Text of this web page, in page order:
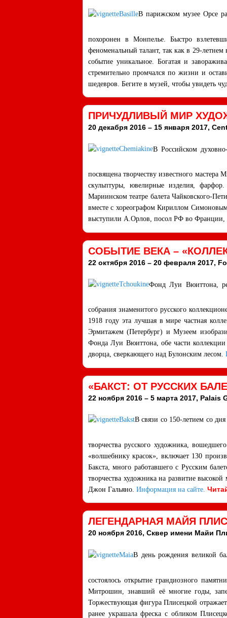
В парижском музее Орсе
похоронен в Монпелье. Быстро
феноменальный талант, так как в 29-летнем
событие уникальное. Богатая и
стремительно промчался по жизни и
шедевров. Бегите в музей, чтобы увидеть
ПРИЧУДЛИВЫЙ МИР
20 декабря 2016 – 15 января 2017,
В Российском
посвящена творчеству известного
скульптуры, ювелирные изделия,
Мариинском театре балета Чайковского-
вместе с хореографом Кириллом
выступили А.Орлов, посол РФ во
СОБЫТИЕ ВЕКА –
22 октября 2016 – 20 февраля 2017,
Фонд Луи Вюиттона,
собрания знаменитого русского
1918 году эта лучшая в мире частная
Эрмитажем (Петербург) и Музеем
Фонда Луи Вюиттона, обе части коллекции
дворца, сверкающего над Булонским лесом.
«БАКСТ: ОТ РУССКИХ
22 ноября 2016 – 5 марта 2017, Palais
В связи со 150-летием со
творчества русского художника,
«волшебнику красок», включает 130
Бакста, много работавшего с Русским
творчества художника на развитие
Джон Гальяно. Информация на сайте.
ЛЕГЕНДАРНАЯ МАЙЯ
20 ноября 2016, Сквер имени Майи
В день рождения великой
состоялось открытие грандиозного
Митрошин, знавший её многие годы,
Торжествующая фигура Плисецкой
ранее украшала фреска с обликом